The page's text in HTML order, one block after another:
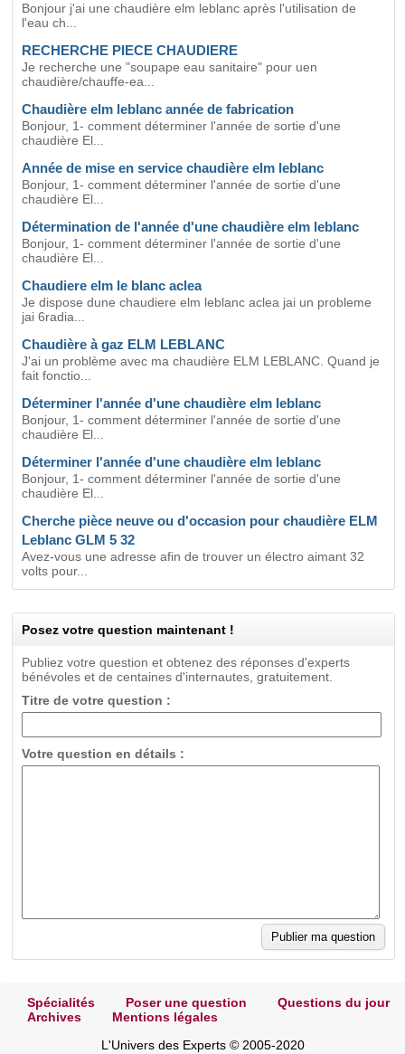
Bonjour j'ai une chaudière elm leblanc après l'utilisation de
l'eau ch...
RECHERCHE PIECE CHAUDIERE
Je recherche une "soupape eau sanitaire" pour uen
chaudière/chauffe-ea...
Chaudière elm leblanc année de fabrication
Bonjour, 1- comment déterminer l'année de sortie d'une
chaudière El...
Année de mise en service chaudière elm leblanc
Bonjour, 1- comment déterminer l'année de sortie d'une
chaudière El...
Détermination de l'année d'une chaudière elm leblanc
Bonjour, 1- comment déterminer l'année de sortie d'une
chaudière El...
Chaudiere elm le blanc aclea
Je dispose dune chaudiere elm leblanc aclea jai un probleme
jai 6radia...
Chaudière à gaz ELM LEBLANC
J'ai un problème avec ma chaudière ELM LEBLANC. Quand je
fait fonctio...
Déterminer l'année d'une chaudière elm leblanc
Bonjour, 1- comment déterminer l'année de sortie d'une
chaudière El...
Déterminer l'année d'une chaudière elm leblanc
Bonjour, 1- comment déterminer l'année de sortie d'une
chaudière El...
Cherche pièce neuve ou d'occasion pour chaudière ELM
Leblanc GLM 5 32
Avez-vous une adresse afin de trouver un électro aimant 32
volts pour...
Posez votre question maintenant !
Publiez votre question et obtenez des réponses d'experts
bénévoles et de centaines d'internautes, gratuitement.
Titre de votre question :
Votre question en détails :
Spécialités Poser une question
Questions du jour
Archives
Mentions légales
L'Univers des Experts © 2005-2020